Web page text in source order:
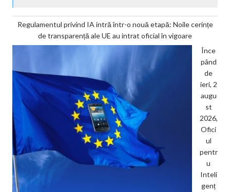
Regulamentul privind IA intră într-o nouă etapă: Noile cerințe
de transparență ale UE au intrat oficial în vigoare
Înce
pând
de
ieri, 2
augu
st
2026,
Ofici
ul
pentr
u
Inteli
genț